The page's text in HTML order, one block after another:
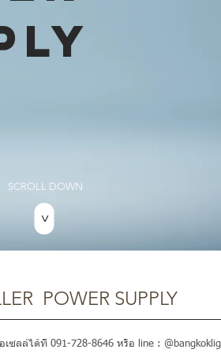
SCROLL DOWN
>
POWER SUPPLY
เซลล์ได้ที่ 091-728-8646 หรือ line :